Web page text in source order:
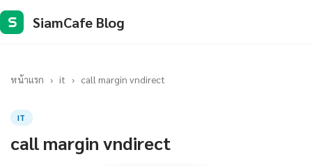
S SiamCafe Blog
หน้าแรก › it › call margin vndirect
IT
call margin vndirect